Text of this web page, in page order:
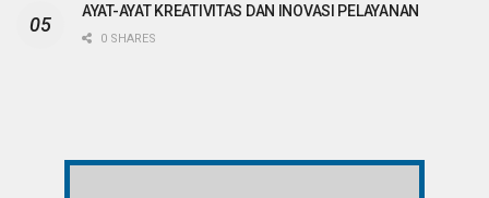
AYAT-AYAT KREATIVITAS DAN INOVASI PELAYANAN
0 SHARES